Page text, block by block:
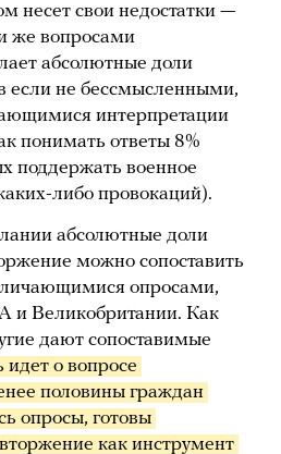
несет свои недостатки —
же вопросами
абсолютные доли
если не бессмысленными,
интерпретации
понимать ответы 8%
поддержать военное
либо провокаций).
абсолютные доли
можно сопоставить
опросами,
Великобритании. Как
дают сопоставимые
идет о вопросе
половины граждан
опросы, готовы
как инструмент